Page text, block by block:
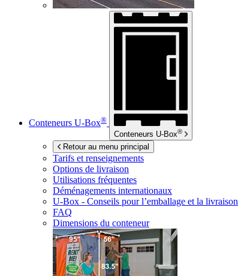
Conteneurs U-Box®
Conteneurs U-Box®
Retour au menu principal
Tarifs et renseignements
Options de livraison
Utilisations fréquentes
Déménagements internationaux
U-Box - Conseils pour l’emballage et la livraison
FAQ
Dimensions du conteneur